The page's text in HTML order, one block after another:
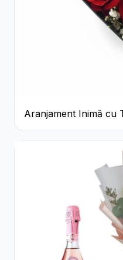
Aranjament Inimă cu
și Floarea Miresei